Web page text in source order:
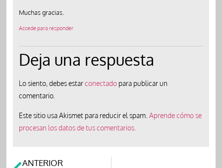
Muchas gracias.
Accede para responder
Deja una respuesta
Lo siento, debes estarconectadopara publicar un
comentario.
Este sitio usa Akismet para reducir el spam. Aprende cómo se
procesan los datos de tus comentarios.
ANTERIOR